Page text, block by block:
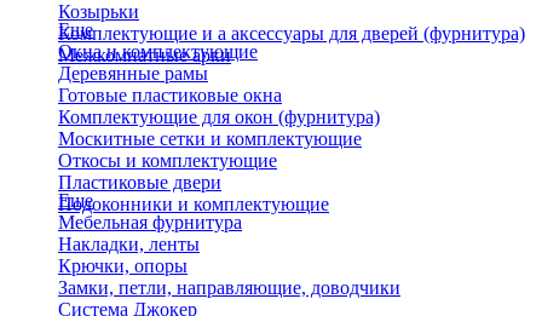
Козырьки
Комплектующие и а аксессуары для дверей (фурнитура)
Межкомнатные арки
Еще
Окна и комплектующие
Деревянные рамы
Готовые пластиковые окна
Комплектующие для окон (фурнитура)
Москитные сетки и комплектующие
Откосы и комплектующие
Пластиковые двери
Подоконники и комплектующие
Еще
Мебельная фурнитура
Накладки, ленты
Крючки, опоры
Замки, петли, направляющие, доводчики
Система Джокер